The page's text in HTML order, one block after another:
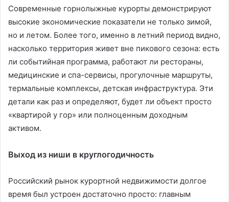
Современные горнолыжные курорты демонстрируют
высокие экономические показатели не только зимой,
но и летом. Более того, именно в летний период видно,
насколько территория живет вне пикового сезона: есть
ли событийная программа, работают ли рестораны,
медицинские и спа-сервисы, прогулочные маршруты,
термальные комплексы, детская инфраструктура. Эти
детали как раз и определяют, будет ли объект просто
«квартирой у гор» или полноценным доходным
активом.
Выход из ниши в круглогодичность
Российский рынок курортной недвижимости долгое
время был устроен достаточно просто: главным